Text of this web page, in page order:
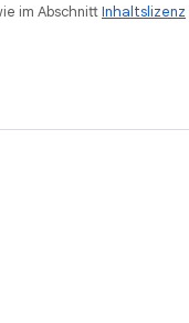
im AbschnittInhaltslizenz